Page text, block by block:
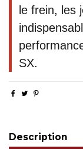
le frein, les
SX.
Description